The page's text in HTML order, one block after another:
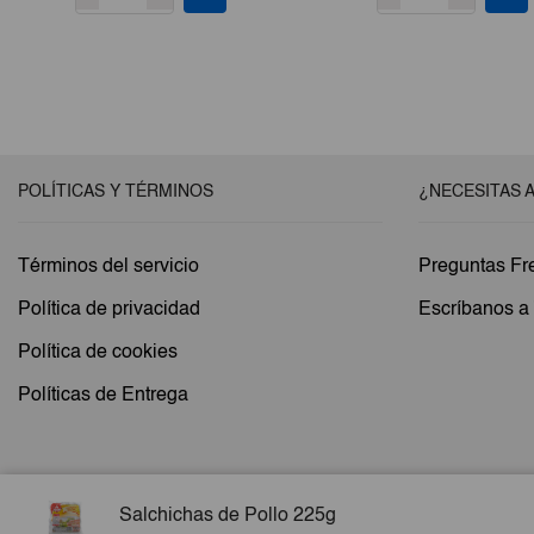
POLÍTICAS Y TÉRMINOS
Términos del servicio
Política de privacidad
Política de cookies
Políticas de Entrega
¿NECESITAS
Preguntas
Escríbanos
Copyright © 2026 Esencial Pack. Todos los derechos reservados
Salchichas de Pollo 225g